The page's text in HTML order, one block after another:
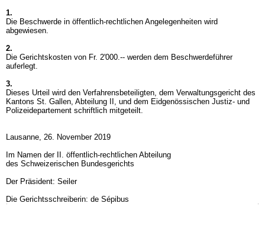
1.
Die Beschwerde in öffentlich-rechtlichen Angelegenheiten wird
abgewiesen.
2.
Die Gerichtskosten von Fr. 2'000.-- werden dem Beschwerdeführer
auferlegt.
3.
Dieses Urteil wird den Verfahrensbeteiligten, dem Verwaltungsgericht des
Kantons St. Gallen, Abteilung II, und dem Eidgenössischen Justiz- und
Polizeidepartement schriftlich mitgeteilt.
Lausanne, 26. November 2019
Im Namen der II. öffentlich-rechtlichen Abteilung
des Schweizerischen Bundesgerichts
Der Präsident: Seiler
Die Gerichtsschreiberin: de Sépibus